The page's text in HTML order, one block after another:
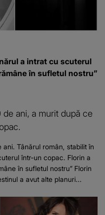
a intrat cu scuterul
în sufletul nostru”
ani, a murit după ce
Tânărul român, stabilit în
într-un copac. Florin a
în sufletul nostru” Florin
a avut alte planuri...